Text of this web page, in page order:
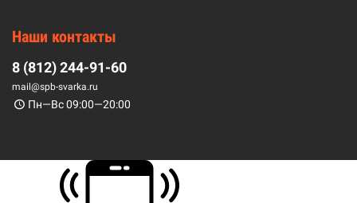
Наши контакты
8 (812) 244-91-60
mail@spb-svarka.ru
Пн—Вс 09:00—20:00